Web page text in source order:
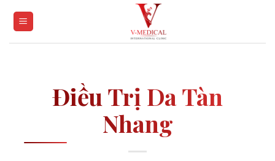
Điều Trị Da Tàn
Nhang